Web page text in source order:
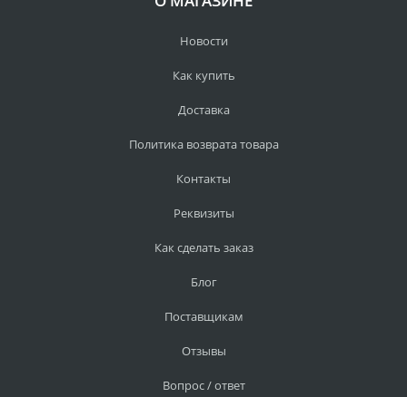
Новости
Как купить
Доставка
Политика возврата товара
Контакты
Реквизиты
Как сделать заказ
Блог
Поставщикам
Отзывы
Вопрос / ответ